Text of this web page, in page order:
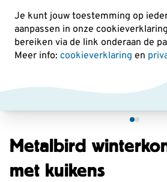
Je kunt jouw toestemming op
aanpassen in onze
bereiken via de link onderaan de
Meer info: cookieverklaring en
Metalbird
met kuikens